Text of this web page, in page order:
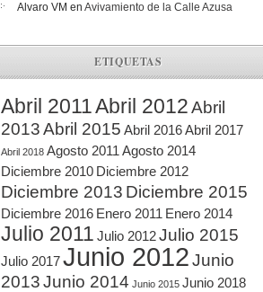
Alvaro VM en Avivamiento de la Calle Azusa
ETIQUETAS
Abril 2011Abril 2012Abril
2013Abril 2015 Abril 2016Abril 2017
Abril 2018 Agosto 2011 Agosto 2014
Diciembre 2010 Diciembre 2012
Diciembre 2013 Diciembre 2015
Diciembre 2016 Enero 2011 Enero 2014
Julio 2011 Julio 2012Julio 2015
Julio 2017Junio 2012Junio
2013Junio 2014 Junio 2015 Junio 2018